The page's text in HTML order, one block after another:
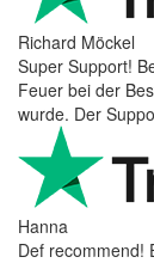
Richard Möckel
Super Support!
Feuer bei der
wurde. Der
Hanna
Def recommend!